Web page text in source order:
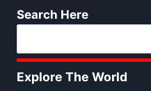
Search Here
Explore The World